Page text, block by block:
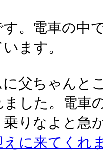
。電車の中
ます。
父ちゃんと
ました。電車
乗りなよと急
えに来てくれ